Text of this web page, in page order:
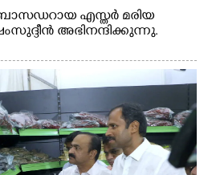
എസ്തർ മരിയ
അഭിനന്ദിക്കുന്നു.